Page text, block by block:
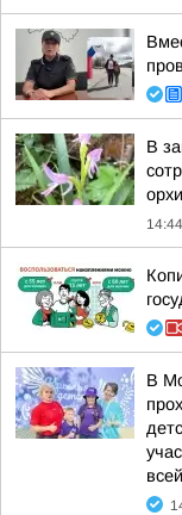
В
14:44
В